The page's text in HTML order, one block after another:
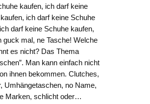
kaufen, ich darf keine
ich darf keine Schuhe
darf keine Schuhe kaufen,
guck mal, ne Tasche! Welche
es nicht? Das Thema
Man kann einfach nicht
ihnen bekommen. Clutches,
Umhängetaschen, no Name,
Marken, schlicht oder…